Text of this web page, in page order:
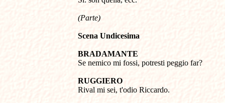
(Parte)
Scena Undicesima
BRADAMANTE
Se nemico mi fossi, potresti peggio far?
RUGGIERO
Rival mi sei, t'odio Riccardo.